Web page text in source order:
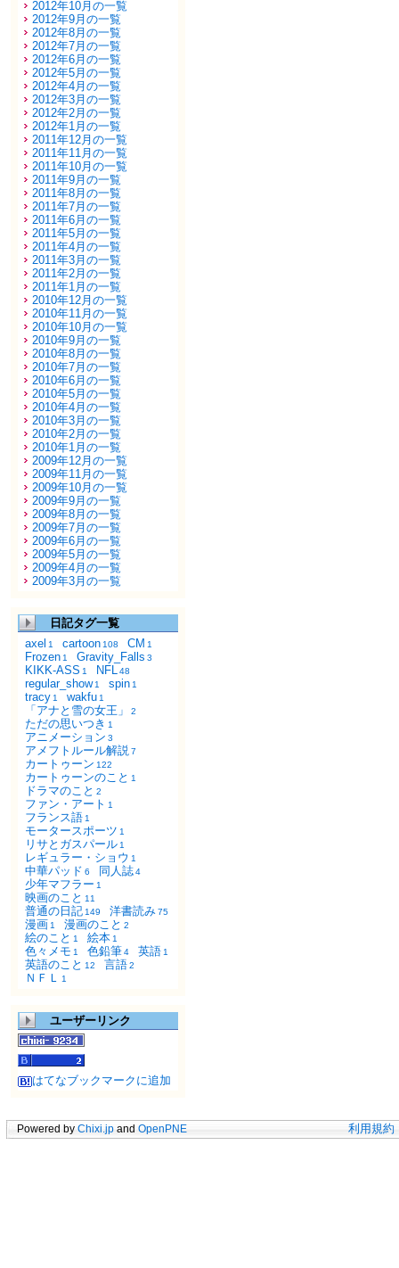
2012年10月の一覧
2012年9月の一覧
2012年8月の一覧
2012年7月の一覧
2012年6月の一覧
2012年5月の一覧
2012年4月の一覧
2012年3月の一覧
2012年2月の一覧
2012年1月の一覧
2011年12月の一覧
2011年11月の一覧
2011年10月の一覧
2011年9月の一覧
2011年8月の一覧
2011年7月の一覧
2011年6月の一覧
2011年5月の一覧
2011年4月の一覧
2011年3月の一覧
2011年2月の一覧
2011年1月の一覧
2010年12月の一覧
2010年11月の一覧
2010年10月の一覧
2010年9月の一覧
2010年8月の一覧
2010年7月の一覧
2010年6月の一覧
2010年5月の一覧
2010年4月の一覧
2010年3月の一覧
2010年2月の一覧
2010年1月の一覧
2009年12月の一覧
2009年11月の一覧
2009年10月の一覧
2009年9月の一覧
2009年8月の一覧
2009年7月の一覧
2009年6月の一覧
2009年5月の一覧
2009年4月の一覧
2009年3月の一覧
日記タグ一覧
axel 1 cartoon 108 CM 1
Frozen 1 Gravity_Falls 3
KIKK-ASS 1 NFL48
regular_show 1 spin 1
tracy 1 wakfu 1
「アナと雪の女王」 2
ただの思いつき 1
アニメーション 3
アメフトルール解説7
カートゥーン 122
カートゥーンのこと 1
ドラマのこと 2
ファン・アート 1
フランス語 1
モータースポーツ 1
リサとガスパール 1
レギュラー・ショウ 1
中華パッド 6 同人誌4
少年マフラー 1
映画のこと 11
普通の日記 149 洋書読み75
漫画 1 漫画のこと 2
絵のこと 1 絵本 1
色々メモ 1 色鉛筆4 英語 1
英語のこと 12 言語2
ＮＦＬ 1
ユーザーリンク
はてなブックマークに追加
Powered by Chixi.jp and OpenPNE 利用規約